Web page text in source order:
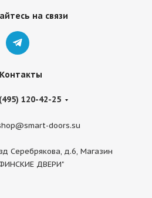
на связи
Контакты
120-42-25
doors.su
Серебрякова, д.6, Магазин
ДВЕРИ"